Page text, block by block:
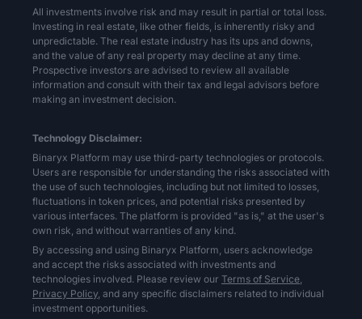
All investments involve risk and may result in partial or total loss.
Investing in real estate, like other fields, is inherently risky and
unpredictable. The real estate industry has its ups and downs,
and the value of any real property may decline at any time.
Prospective investors are advised to review all available
information and consult with their tax and legal advisors before
making an investment decision.
Technology Disclaimer:
Binaryx Platform may use third-party technologies or protocols.
Users are responsible for understanding the risks associated with
the use of such technologies, including but not limited to losses,
fluctuations in token prices, and potential risks presented by
various interfaces. The platform is provided "as is," at the user's
own risk, and without warranties of any kind.
By accessing and using Binaryx Platform, users acknowledge
and accept the risks associated with investments and
technologies involved. Please review our Terms of Service,
Privacy Policy, and any specific disclaimers related to individual
investment opportunities.